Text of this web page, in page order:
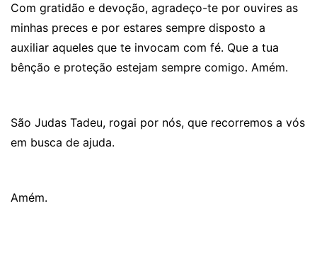
Com gratidão e devoção, agradeço-te por ouvires as
minhas preces e por estares sempre disposto a
auxiliar aqueles que te invocam com fé. Que a tua
bênção e proteção estejam sempre comigo. Amém.
São Judas Tadeu, rogai por nós, que recorremos a vós
em busca de ajuda.
Amém.